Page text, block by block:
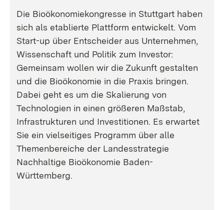
Die Bioökonomiekongresse in Stuttgart haben
sich als etablierte Plattform entwickelt. Vom
Start-up über Entscheider aus Unternehmen,
Wissenschaft und Politik zum Investor:
Gemeinsam wollen wir die Zukunft gestalten
und die Bioökonomie in die Praxis bringen.
Dabei geht es um die Skalierung von
Technologien in einen größeren Maßstab,
Infrastrukturen und Investitionen. Es erwartet
Sie ein vielseitiges Programm über alle
Themenbereiche der Landesstrategie
Nachhaltige Bioökonomie Baden-
Württemberg.